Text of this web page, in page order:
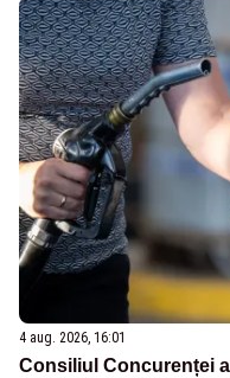
4 aug. 2026, 16:01
Consiliul Concurenței